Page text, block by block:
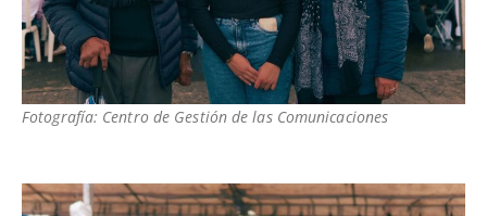
Fotografía: Centro de Gestión de las Comunicaciones